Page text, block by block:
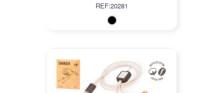
REF:20281